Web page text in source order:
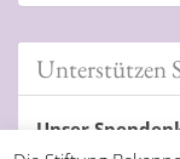
Unterstützen
Unser